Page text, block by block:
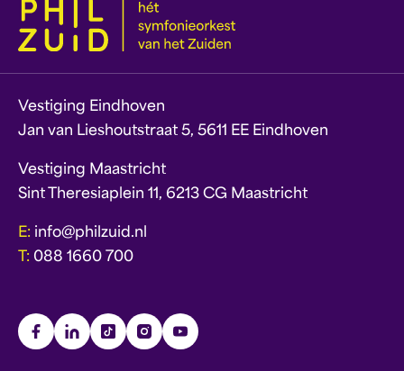
Vestiging Eindhoven
Jan van Lieshoutstraat 5, 5611 EE Eindhoven
Vestiging Maastricht
Sint Theresiaplein 11, 6213 CG Maastricht
E: info@philzuid.nl
T: 088 1660 700